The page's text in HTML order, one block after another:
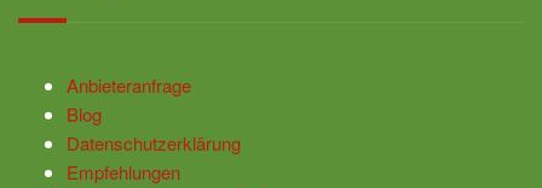
Anbieteranfrage
Blog
Datenschutzerklärung
Empfehlungen